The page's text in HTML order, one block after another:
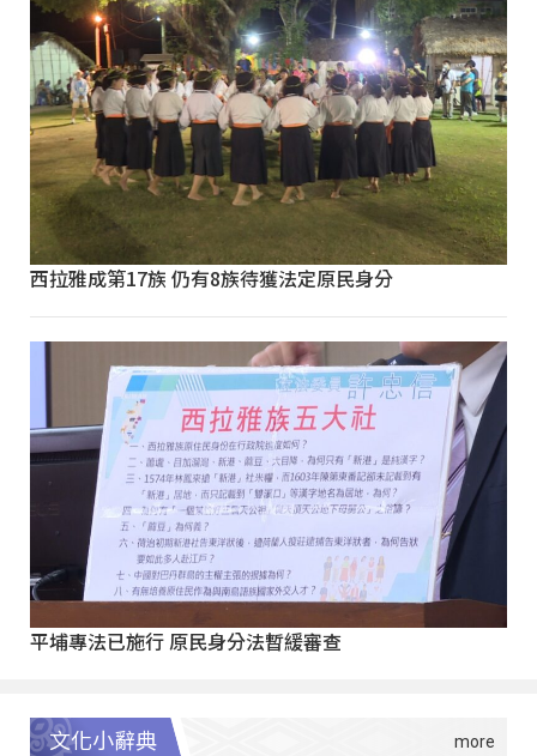
西拉雅成第17族 仍有8族待獲法定原民身分
平埔專法已施行 原民身分法暫緩審查
文化小辭典